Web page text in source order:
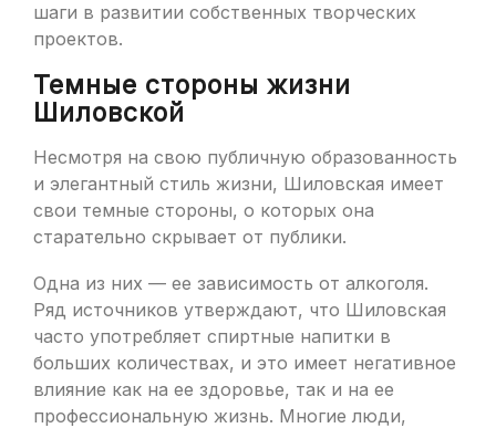
шаги в развитии собственных творческих
проектов.
Темные стороны жизни
Шиловской
Несмотря на свою публичную образованность
и элегантный стиль жизни, Шиловская имеет
свои темные стороны, о которых она
старательно скрывает от публики.
Одна из них — ее зависимость от алкоголя.
Ряд источников утверждают, что Шиловская
часто употребляет спиртные напитки в
больших количествах, и это имеет негативное
влияние как на ее здоровье, так и на ее
профессиональную жизнь. Многие люди,